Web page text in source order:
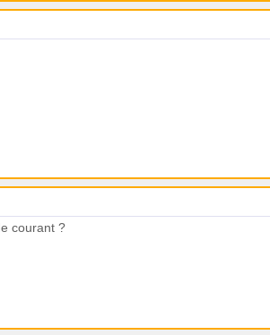
courant ?